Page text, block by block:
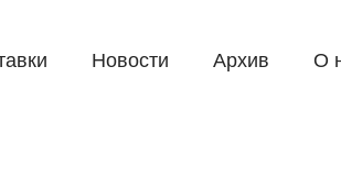
Новости Архив О